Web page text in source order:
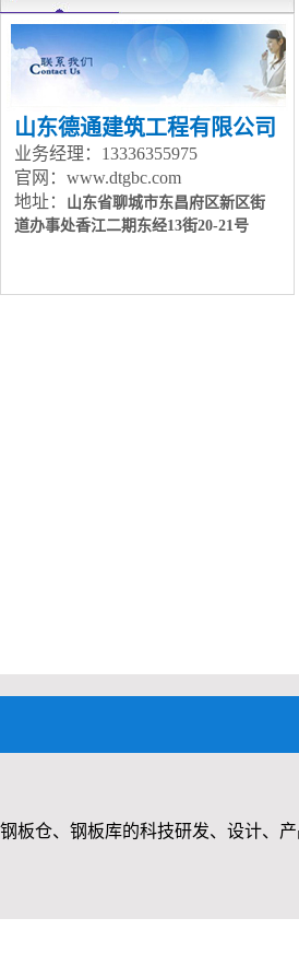
山东德通建筑工程有限公司
业务经理：13336355975
官网：www.dtgbc.com
地址：
山东省聊城市东昌府区新区街
道办事处香江二期东经13街20-21号
钢板仓、钢板库的科技研发、设计、